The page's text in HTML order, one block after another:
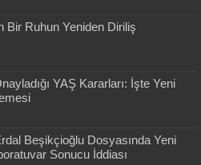
Bir Ruhun Yeniden Diriliş
YAŞ Kararları: İşte Yeni
Beşikçioğlu Dosyasında Yeni
Sonucu İddiası